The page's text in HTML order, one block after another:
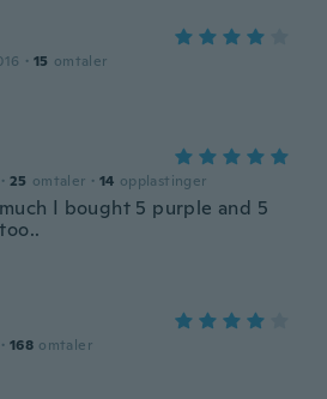
· 15 omtaler
· 25 omtaler · 14 opplastinger
I bought 5 purple and 5
· 168 omtaler